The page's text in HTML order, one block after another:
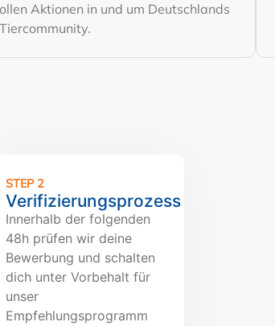
Aktionen in und um Deutschlands
STEP 2
Verifizierungsprozess
Innerhalb der folgenden
48h prüfen wir deine
Bewerbung und schalten
dich unter Vorbehalt für
unser
Empfehlungsprogramm